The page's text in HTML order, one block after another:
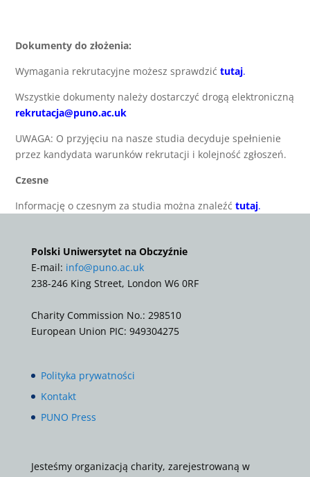
Dokumenty do złożenia:
Wymagania rekrutacyjne możesz sprawdzićtutaj.
Wszystkie dokumenty należy dostarczyć drogą elektroniczną
rekrutacja@puno.ac.uk
UWAGA: O przyjęciu na nasze studia decyduje spełnienie
przez kandydata warunków rekrutacji i kolejność zgłoszeń.
Czesne
Informację o czesnym za studia można znaleźćtutaj.
Polski Uniwersytet na Obczyźnie
E-mail: info@puno.ac.uk
238-246 King Street, London W6 0RF
Charity Commission No.: 298510
European Union PIC: 949304275
Polityka prywatności
Kontakt
PUNO Press
Jesteśmy organizacją charity, zarejestrowaną w